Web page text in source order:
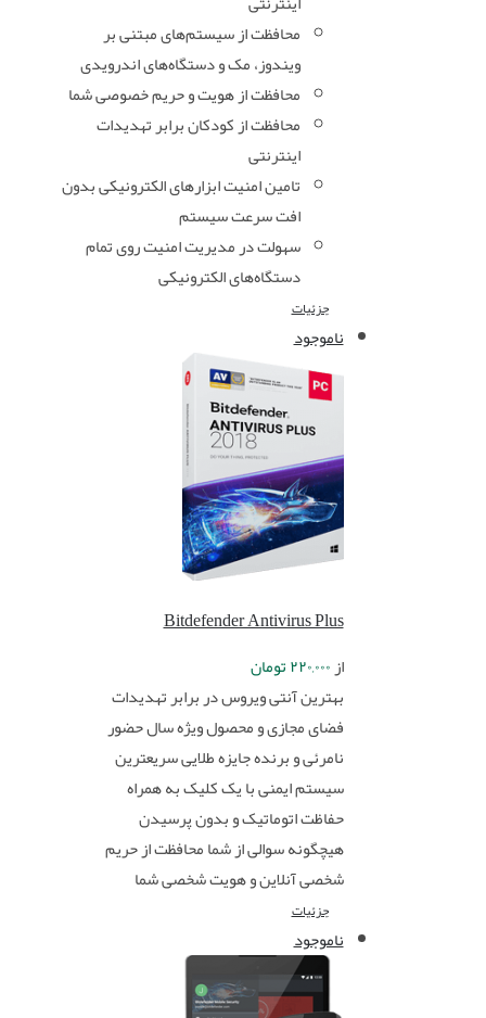
محافظت از سیستم‌های مبتنی بر
ویندوز، مک و دستگاه‌های اندرویدی
محافظت از هویت و حریم خصوصی شما
محافظت از کودکان برابر تهدیدات
اینترنتی
تامین امنیت ابزارهای الکترونیکی بدون
افت سرعت سیستم
سهولت در مدیریت امنیت روی تمام
دستگاه‌های الکترونیکی
جزئیات
ناموجود
Bitdefender Antivirus Plus
از۲۲۰,۰۰۰تومان
بهترین آنتی ویروس در برابر تهدیدات
فضای مجازی و محصول ویژه سال حضور
نامرئی و برنده جایزه طلایی سریعترین
سیستم ایمنی با یک کلیک به همراه
حفاظت اتوماتیک و بدون پرسیدن
هیچگونه سوالی از شما محافظت از حریم
شخصی آنلاین و هویت شخصی شما
جزئیات
ناموجود